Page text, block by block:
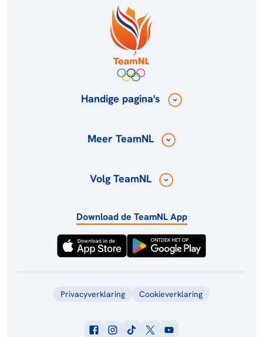
Handige pagina's
Meer TeamNL
Volg TeamNL
Download de TeamNL App
Privacyverklaring Cookieverklaring